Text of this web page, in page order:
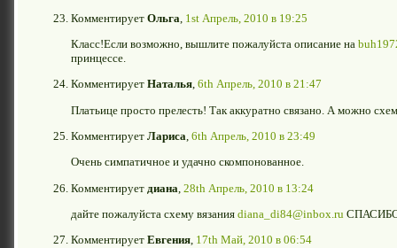
Комментирует Ольга 1st Апрель, 2010 в 19:25
Класс!Если возможно, вышлите пожалуйста описание на
принцессе.
Комментирует Наталья, 6th Апрель, 2010 в 21:47
Платьице просто прелесть! Так аккуратно связано. А можно
Комментирует Лариса, 6th Апрель, 2010 в 23:49
Очень симпатичное и удачно скомпонованное.
Комментирует диана 28th Апрель, 2010 в 13:24
дайте пожалуйста схему вязания diana_di84@inbox.ru
Комментирует Евгения, 17th Май, 2010 в 06:54